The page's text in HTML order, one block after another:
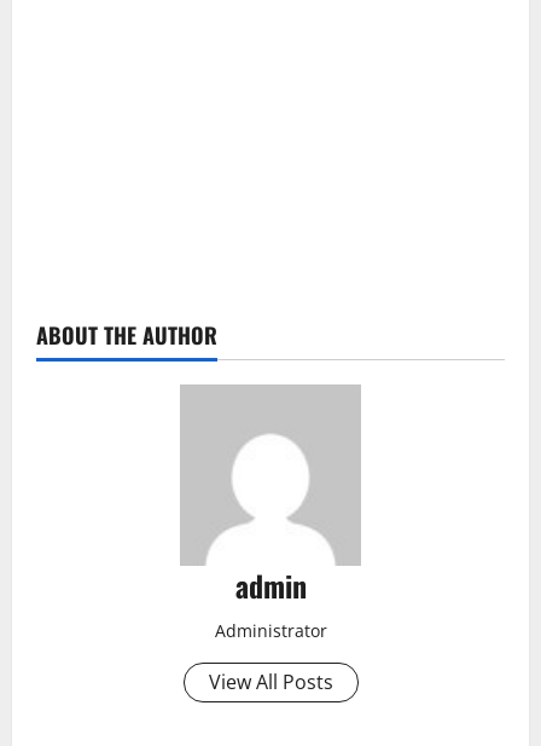
ABOUT THE AUTHOR
admin
Administrator
View All Posts